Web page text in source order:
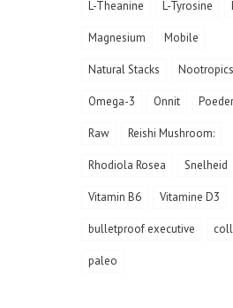
L-Theanine L-Tyrosine
Magnesium Mobile
Natural Stacks Nootropics
Omega-3 Onnit Poeder
Raw Reishi Mushroom:
Rhodiola Rosea Snelheid
Vitamin B6 Vitamine D3
bulletproof executive
paleo